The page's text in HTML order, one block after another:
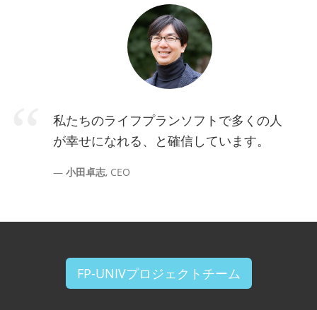
私たちのライフプランソフトで多くの人
が幸せになれる、と確信しています。
小田卓志, CEO
FP-UNIVプロジェクトチーム